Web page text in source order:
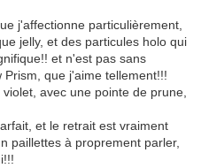
j'affectionne particulièrement,
jelly, et des particules holo qui
et n'est pas sans
que j'aime tellement!!!
avec une pointe de prune,
et le retrait est vraiment
paillettes à proprement parler,